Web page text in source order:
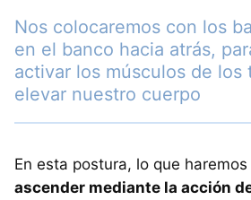
Nos colocaremos con los
en el banco hacia atrás,
activar los músculos de los
elevar nuestro cuerpo
En esta postura, lo que haremos
ascender mediante la acción